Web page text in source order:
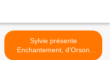
Sylvie présente
Enchantement, d'Orson